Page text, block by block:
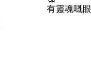
有靈魂嘅